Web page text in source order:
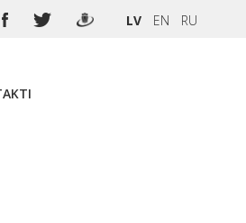
LV EN RU